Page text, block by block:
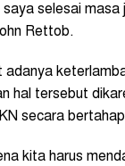
selesai masa
Rettob.
hal tersebut
secara
kita harus